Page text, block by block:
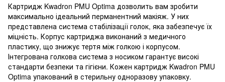
Картридж Kwadron PMU Optima дозволить вам зробити
максимально ідеальний перманентний макіяж. У них
представлена ​​система стабілізації голок, яка забезпечує їх
міцність. Корпус картриджа виконаний з медичного
пластику, що знижує тертя між голкою і корпусом.
Інтегрована голкова система з носиком гарантує високі
стандарти безпеки та гігієни. Кожен картридж Kwadron PMU
Optima упакований в стерильну одноразову упаковку.